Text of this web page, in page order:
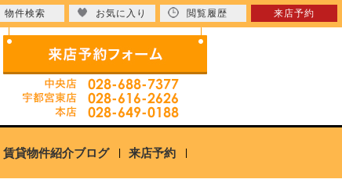
賃貸物件紹介ブログ 来店予約
物件検索 お気に入り 閲覧履歴 来店予約